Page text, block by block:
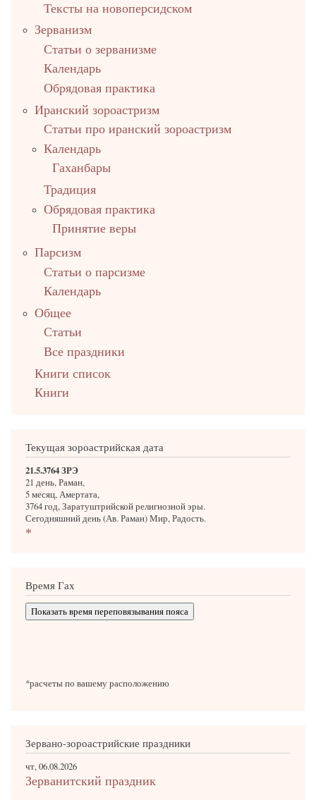
Тексты на новоперсидском
Зерванизм
Статьи о зерванизме
Календарь
Обрядовая практика
Иранский зороастризм
Статьи про иранский зороастризм
Календарь
Гаханбары
Традиция
Обрядовая практика
Принятие веры
Парсизм
Статьи о парсизме
Календарь
Общее
Статьи
Все праздники
Книги список
Книги
Текущая зороастрийская дата
21.5.3764 ЗРЭ
21 день, Раман,
5 месяц, Амертата,
3764 год, Заратуштрийской религиозной эры.
Сегодняшний день (Ав. Раман) Мир, Радость.
*
Время Гах
Показать время переповязывания пояса
*расчеты по вашему расположению
Зервано-зороастрийские праздники
чт, 06.08.2026
Зерванитский праздник